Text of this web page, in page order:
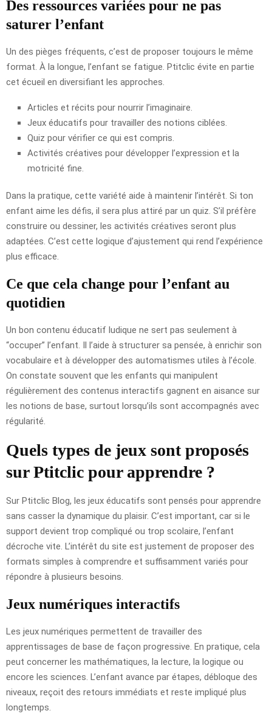
Des ressources variées pour ne pas
saturer l’enfant
Un des pièges fréquents, c’est de proposer toujours le même
format. À la longue, l’enfant se fatigue. Ptitclic évite en partie
cet écueil en diversifiant les approches.
Articles et récits pour nourrir l’imaginaire.
Jeux éducatifs pour travailler des notions ciblées.
Quiz pour vérifier ce qui est compris.
Activités créatives pour développer l’expression et la
motricité fine.
Dans la pratique, cette variété aide à maintenir l’intérêt. Si ton
enfant aime les défis, il sera plus attiré par un quiz. S’il préfère
construire ou dessiner, les activités créatives seront plus
adaptées. C’est cette logique d’ajustement qui rend l’expérience
plus efficace.
Ce que cela change pour l’enfant au
quotidien
Un bon contenu éducatif ludique ne sert pas seulement à
“occuper” l’enfant. Il l’aide à structurer sa pensée, à enrichir son
vocabulaire et à développer des automatismes utiles à l’école.
On constate souvent que les enfants qui manipulent
régulièrement des contenus interactifs gagnent en aisance sur
les notions de base, surtout lorsqu’ils sont accompagnés avec
régularité.
Quels types de jeux sont proposés
sur Ptitclic pour apprendre ?
Sur Ptitclic Blog, les jeux éducatifs sont pensés pour apprendre
sans casser la dynamique du plaisir. C’est important, car si le
support devient trop compliqué ou trop scolaire, l’enfant
décroche vite. L’intérêt du site est justement de proposer des
formats simples à comprendre et suffisamment variés pour
répondre à plusieurs besoins.
Jeux numériques interactifs
Les jeux numériques permettent de travailler des
apprentissages de base de façon progressive. En pratique, cela
peut concerner les mathématiques, la lecture, la logique ou
encore les sciences. L’enfant avance par étapes, débloque des
niveaux, reçoit des retours immédiats et reste impliqué plus
longtemps.